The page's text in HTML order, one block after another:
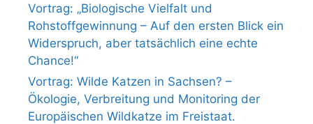
Vortrag: „Biologische Vielfalt und
Rohstoffgewinnung – Auf den ersten Blick ein
Widerspruch, aber tatsächlich eine echte
Chance!“
Vortrag: Wilde Katzen in Sachsen? –
Ökologie, Verbreitung und Monitoring der
Europäischen Wildkatze im Freistaat.